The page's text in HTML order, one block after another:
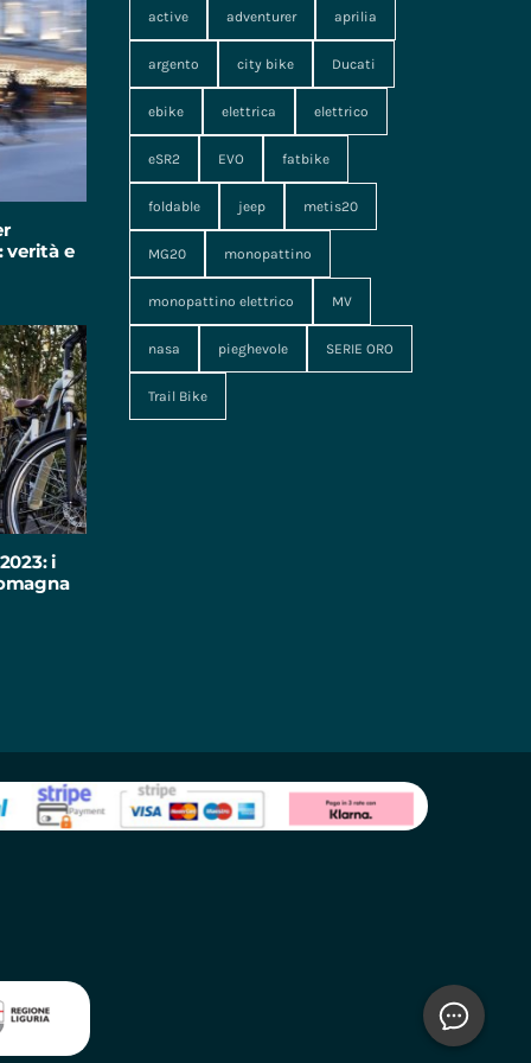
e
i
active adventurer aprilia
argento city bike Ducati
ebike elettrica elettrico
eSR2 EVO fatbike
foldable jeep metis20
MG20 monopattino
monopattino elettrico MV
nasa pieghevole SERIE ORO
Trail Bike